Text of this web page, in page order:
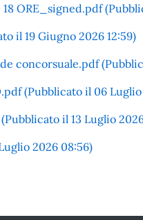
18 ORE_signed.pdf
il 19 Giugno 2026 12:59)
concorsuale.pdf
(Pubblicato il 06
il 13 Luglio
2026 08:56)